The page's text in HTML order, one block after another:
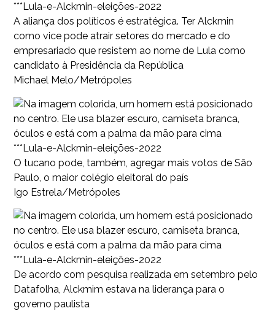
***Lula-e-Alckmin-eleições-2022
A aliança dos políticos é estratégica. Ter Alckmin
como vice pode atrair setores do mercado e do
empresariado que resistem ao nome de Lula como
candidato à Presidência da República
Michael Melo/Metrópoles
***Lula-e-Alckmin-eleições-2022
O tucano pode, também, agregar mais votos de São
Paulo, o maior colégio eleitoral do país
Igo Estrela/Metrópoles
***Lula-e-Alckmin-eleições-2022
De acordo com pesquisa realizada em setembro pelo
Datafolha, Alckmim estava na liderança para o
governo paulista